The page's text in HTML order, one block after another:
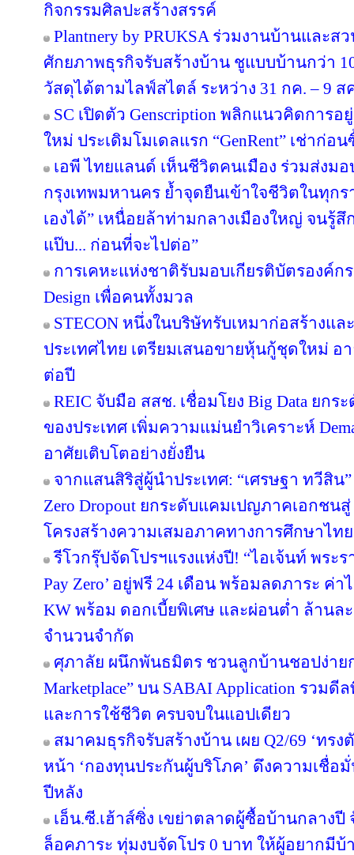
กิจกรรมศิลปะสร้างสรรค์
Plantnery by PRUKSA ร่วมงานบ้านและส
ศักยภาพธุรกิจรับสร้างบ้าน ชูแบบบ้านกว่า
วัสดุได้ตามไลฟ์สไตล์ ระหว่าง 31 กค. – 9 ส
SC เปิดตัว Genscription พลิกแนวคิดการ
ใหม่ ประเดิมโมเดลแรก “GenRent” เช่าก่อ
เอพี ไทยแลนด์ เห็นชีวิตคนเมือง ร่วมส่งมอ
กรุงเทพมหานคร ย้ำจุดยืนเข้าใจชีวิตในทุกร
เองได้” เหนื่อยล้าท่ามกลางเมืองใหญ่ จนรู้
แป๊บ... ก่อนที่จะไปต่อ”
การเคหะแห่งชาติรับมอบเกียรติบัตรองค์ก
Design เพื่อคนทั้งมวล
STECON หนึ่งในบริษัทรับเหมาก่อสร้างแ
ประเทศไทย เตรียมเสนอขายหุ้นกู้ชุดใหม่ อ
ต่อปี
REIC จับมือ สสช. เชื่อมโยง Big Data ยก
ของประเทศ เพิ่มความแม่นยำวิเคราะห์
อาศัยเติบโตอย่างยั่งยืน
จากแสนสิริสู่ผู้นำประเทศ: “เศรษฐา ทวีสิน
Zero Dropout ยกระดับแคมเปญภาคเอกชน
โครงสร้างความเสมอภาคทางการศึกษาไทย
รีโวกรุ๊ปจัดโปรฯแรงแห่งปี! “ไอเจ้นท์ พระร
Pay Zero’ อยู่ฟรี 24 เดือน พร้อมลดภาระ ค่
KW พร้อม ดอกเบี้ยพิเศษ และผ่อนต่ำ ล้านล
จำนวนจำกัด
ศุภาลัย ผนึกพันธมิตร ชวนลูกบ้านชอปง่ายก
Marketplace” บน SABAI Application รวม
และการใช้ชีวิต ครบจบในแอปเดียว
สมาคมธุรกิจรับสร้างบ้าน เผย Q2/69 ‘ทร
หน้า ‘กองทุนประกันผู้บริโภค’ ดึงความเชื่
ปีหลัง
เอ็น.ซี.เฮ้าส์ซิ่ง เขย่าตลาดผู้ซื้อบ้านกลาง
ล็อคภาระ ทุ่มงบจัดโปร 0 บาท ให้ผู้อยากมีบ้